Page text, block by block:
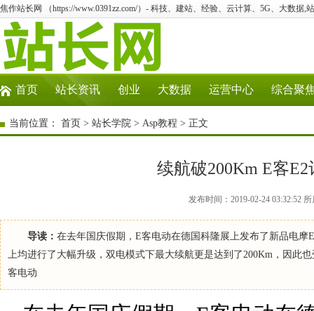
焦作站长网 （https://www.0391zz.com/）- 科技、建站、经验、云计算、5G、大数据,
首页 站长资讯 创业 大数据 运营中心 综合聚
当前位置： 首页 > 站长学院 > Asp教程 > 正文
续航破200Km E客
发布时间：2019-02-24 03:32:52
导读： 在去年国庆假期，E客电动在德国科隆展上发布了新品电
上均进行了大幅升级，双电模式下最大续航更是达到了200Km，因此
客电动